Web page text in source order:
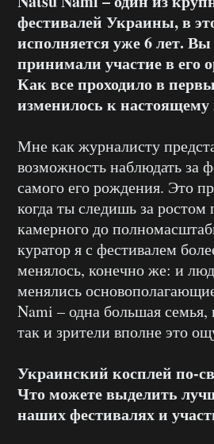
фестивалей Украины, в
исполняется уже 6 лет. Вы
принимали участие в его
Как все проходило в
изменилось к
Мне как журналисту
возможность наблюдать за
самого его рождения. Это
когда ты следишь за ростом
камерного до
куратор я с фестивалем
менялось, конечно же: и
менялись
Nami – одна большая семья,
так и зрители вполне это
Украинский косплей по-
Что можете выделить
наших фестивалях и